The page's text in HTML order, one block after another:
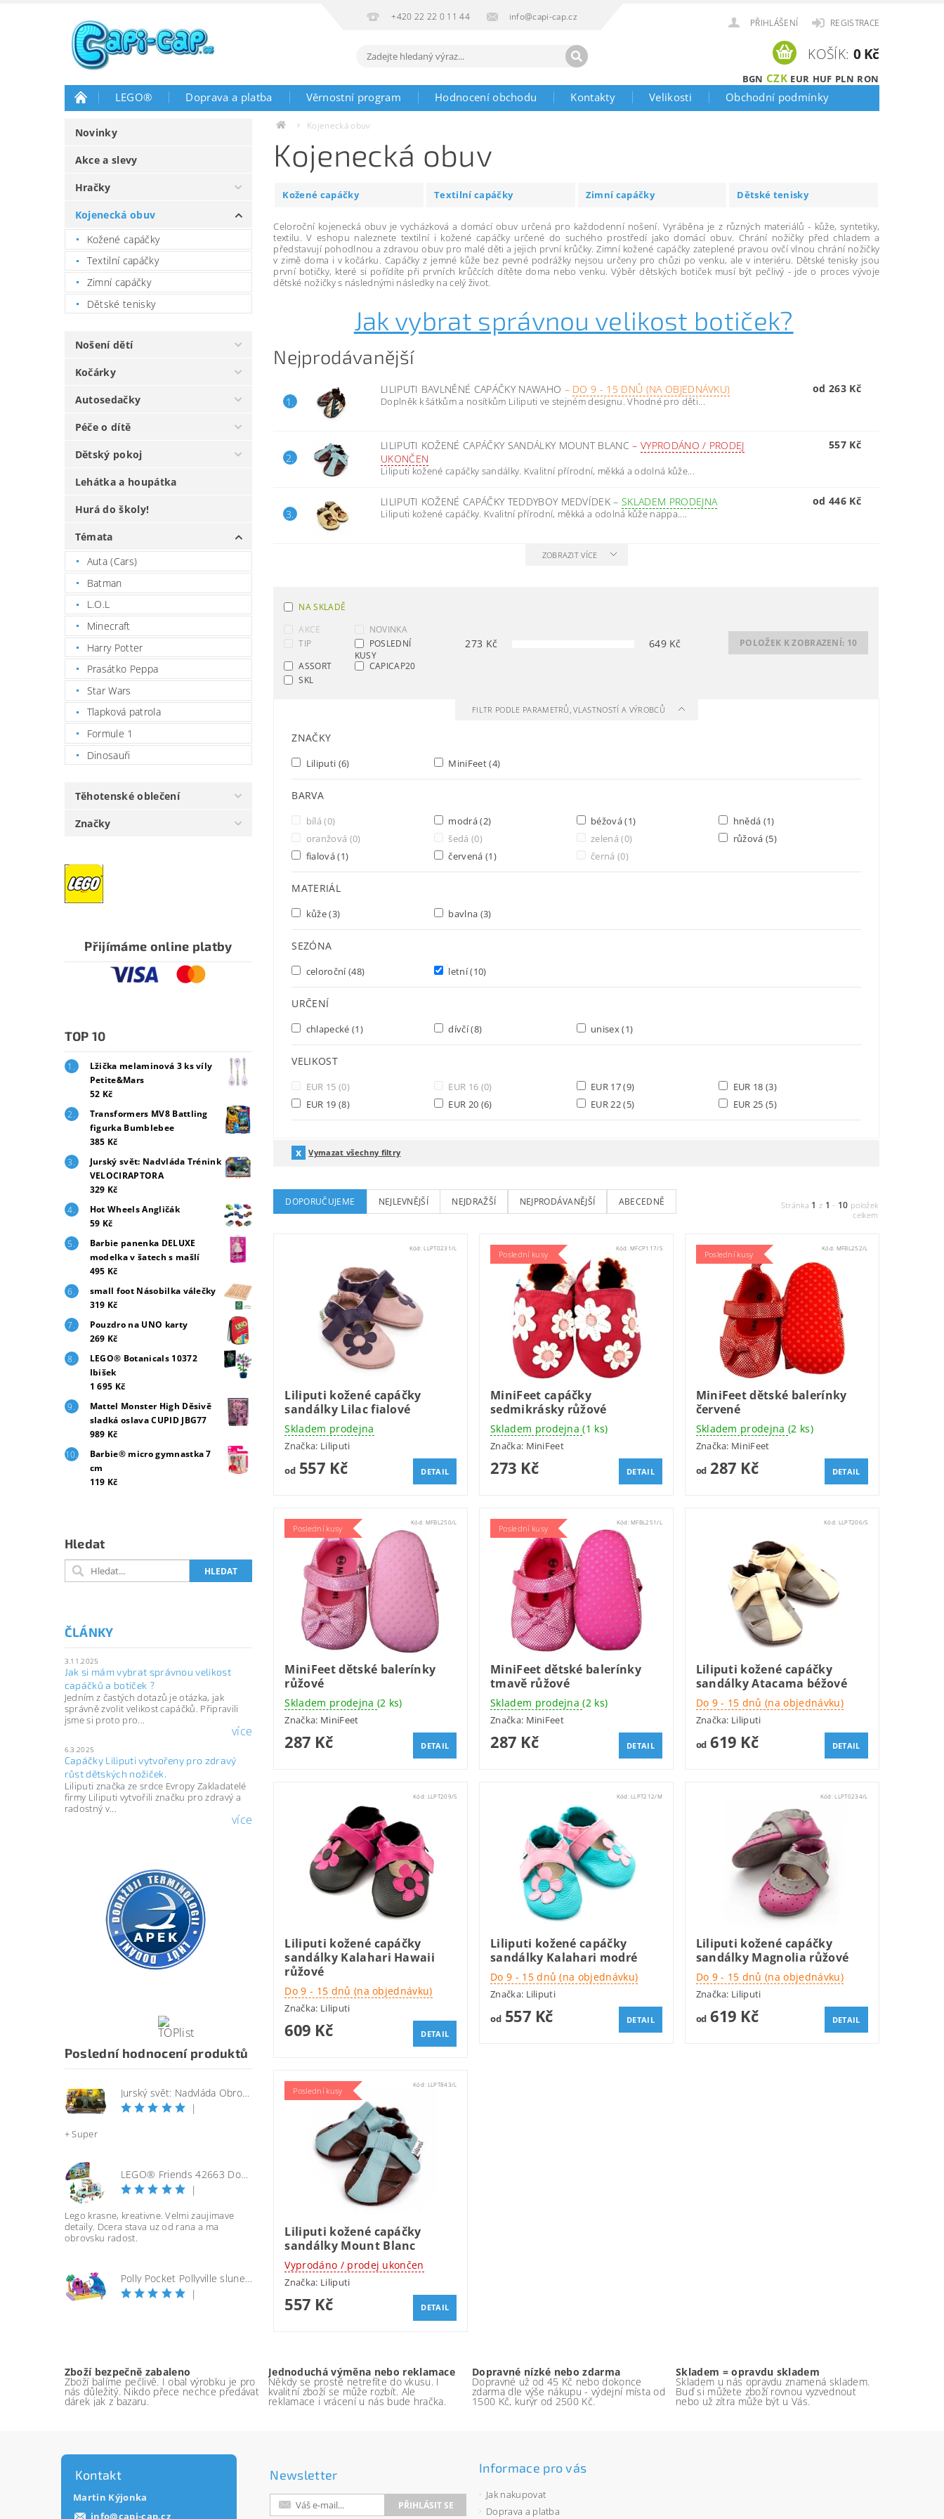
+420 22 22 0 11 44 info@capi-cap.cz
PŘIHLÁŠENÍ REGISTRACE
BGN CZK EUR HUF PLN RON
KOŠÍK: 0 Kč
LEGO® Doprava a platba Věrnostní program Hodnocení obchodu Kontakty Velikosti Obchodní podmínky
Novinky
Akce a slevy
Hračky
Kojenecká obuv
Kožené capáčky
Textilní capáčky
Zimní capáčky
Dětské tenisky
Nošení dětí
Kočárky
Autosedačky
Péče o dítě
Dětský pokoj
Lehátka a houpátka
Hurá do školy!
Témata
Auta (Cars)
Batman
L.O.L
Minecraft
Harry Potter
Prasátko Peppa
Star Wars
Tlapková patrola
Formule 1
Dinosauři
Těhotenské oblečení
Značky
Přijímáme online platby
TOP 10
Lžička melaminová 3 ks víly
Petite&Mars
52 Kč
Transformers MV8 Battling
figurka Bumblebee
385 Kč
Jurský svět: Nadvláda Trénink
VELOCIRAPTORA
329 Kč
Hot Wheels Angličák
59 Kč
Barbie panenka DELUXE
modelka v šatech s mašlí
495 Kč
small foot Násobilka válečky
319 Kč
Pouzdro na UNO karty
269 Kč
LEGO® Botanicals 10372
Ibišek
1 695 Kč
Mattel Monster High Děsivě
sladká oslava CUPID JBG77
989 Kč
Barbie® micro gymnastka 7
cm
119 Kč
Hledat
ČLÁNKY
3.11.2025
Jak si mám vybrat správnou velikost
capáčků a botiček ?
Jedním z častých dotazů je otázka, jak
správně zvolit velikost capáčků. Připravili
jsme si proto pro...
více
6.3.2025
Capáčky Liliputi vytvořeny pro zdravý
růst dětských nožiček.
Liliputi značka ze srdce Evropy Zakladatelé
firmy Liliputi vytvořili značku pro zdravý a
radostný v...
více
Poslední hodnocení produktů
Jurský svět: Nadvláda Obrovský útočící SINOTYRANNUS
|
+ Super
LEGO® Friends 42663 Dobrodružství s karavanem přátelství
|
Lego krasne, kreativne. Velmi zaujimave
detaily. Dcera stava uz od rana a ma
obrovsku radost.
Polly Pocket Pollyville slunečná pláž
|
Kojenecká obuv
Kojenecká obuv
Kožené capáčky Textilní capáčky Zimní capáčky Dětské tenisky
Celoroční kojenecká obuv je vycházková a domácí obuv určená pro každodenní nošení. Vyráběna je z různých materiálů - kůže, syntetiky,
textilu. V eshopu naleznete textilní i kožené capáčky určené do suchého prostředí jako domácí obuv. Chrání nožičky před chladem a
představují pohodlnou a zdravou obuv pro malé děti a jejich první krůčky. Zimní kožené capáčky zateplené pravou ovčí vlnou chrání nožičky
v zimě doma i v kočárku. Capáčky z jemné kůže bez pevné podrážky nejsou určeny pro chůzi po venku, ale v interiéru. Dětské tenisky jsou
první botičky, které si pořídíte při prvních krůčcích dítěte doma nebo venku. Výběr dětských botiček musí být pečlivý - jde o proces vývoje
dětské nožičky s následnými následky na celý život.
Jak vybrat správnou velikost botiček?
Nejprodávanější
1.
LILIPUTI BAVLNĚNÉ CAPÁČKY NAWAHO – DO 9 - 15 DNŮ (NA OBJEDNÁVKU)
Doplněk k šátkům a nosítkům Liliputi ve stejném designu. Vhodné pro děti...
od 263 Kč
2.
LILIPUTI KOŽENÉ CAPÁČKY SANDÁLKY MOUNT BLANC– VYPRODÁNO / PRODEJ
UKONČEN
Liliputi kožené capáčky sandálky. Kvalitní přírodní, měkká a odolná kůže...
557 Kč
3.
LILIPUTI KOŽENÉ CAPÁČKY TEDDYBOY MEDVÍDEK–SKLADEM PRODEJNA
Liliputi kožené capáčky. Kvalitní přírodní, měkká a odolná kůže nappa....
od 446 Kč
ZOBRAZIT VÍCE
NA SKLADĚ
AKCE
NOVINKA
TIP
POSLEDNÍ
KUSY
ASSORT
CAPICAP20
SKL
273 Kč 649Kč POLOŽEK K ZOBRAZENÍ: 10
FILTR PODLE PARAMETRŮ, VLASTNOSTÍ A VÝROBCŮ
ZNAČKY
Liliputi (6) MiniFeet(4)
BARVA
bílá(0) modrá(2) béžová(1) hnědá (1)
oranžová (0) šedá (0) zelená(0) růžová(5)
fialová(1) červená (1) černá(0)
MATERIÁL
kůže(3) bavlna (3)
SEZÓNA
celoroční(48) letní(10)
URČENÍ
chlapecké (1) dívčí(8) unisex(1)
VELIKOST
EUR 15 (0) EUR 16 (0) EUR 17(9) EUR 18(3)
EUR 19 (8) EUR 20 (6) EUR 22(5) EUR 25(5)
Vymazat všechny filtry
DOPORUČUJEME NEJLEVNĚJŠÍ NEJDRAŽŠÍ NEJPRODÁVANĚJŠÍ ABECEDNĚ Stránka 1 z 1 - 10 položek
celkem
Kód:LLPT0231/L
Liliputi kožené capáčky
sandálky Lilac fialové
Skladem prodejna
Značka: Liliputi
od557 Kč DETAIL
Poslední kusy
Kód:MFCP117/S
MiniFeet capáčky
sedmikrásky růžové
Skladem prodejna(1 ks)
Značka: MiniFeet
273 Kč DETAIL
Poslední kusy
Kód: MFBL252/L
MiniFeet dětské balerínky
červené
Skladem prodejna (2 ks)
Značka: MiniFeet
od287 Kč DETAIL
Poslední kusy
Kód: MFBL250/L
MiniFeet dětské balerínky
růžové
Skladem prodejna (2 ks)
Značka: MiniFeet
287 Kč DETAIL
Poslední kusy
Kód:MFBL251/L
MiniFeet dětské balerínky
tmavě růžové
Skladem prodejna(2 ks)
Značka: MiniFeet
287 Kč DETAIL
Kód: LLPT206/S
Liliputi kožené capáčky
sandálky Atacama béžové
Do 9 - 15 dnů (na objednávku)
Značka: Liliputi
od619 Kč DETAIL
Kód: LLPT209/S
Liliputi kožené capáčky
sandálky Kalahari Hawaii
růžové
Do 9 - 15 dnů (na objednávku)
Značka: Liliputi
609 Kč DETAIL
Kód:LLPT212/M
Liliputi kožené capáčky
sandálky Kalahari modré
Do 9 - 15 dnů (na objednávku)
Značka: Liliputi
od557 Kč DETAIL
Kód:LLPT0234/L
Liliputi kožené capáčky
sandálky Magnolia růžové
Do 9 - 15 dnů (na objednávku)
Značka: Liliputi
od619 Kč DETAIL
Poslední kusy
Kód: LLPT843/L
Liliputi kožené capáčky
sandálky Mount Blanc
Vyprodáno / prodej ukončen
Značka: Liliputi
557 Kč DETAIL
Zboží bezpečně zabaleno
Zboží balíme pečlivě. I obal výrobku je pro
nás důležitý. Nikdo přece nechce předávat
dárek jak z bazaru.
Jednoduchá výměna nebo reklamace
Někdy se prostě netrefíte do vkusu. I
kvalitní zboží se může rozbít. Ale
reklamace i vrácení u nás bude hračka.
Dopravné nízké nebo zdarma
Dopravné už od 45 Kč nebo dokonce
zdarma dle výše nákupu - výdejní místa od
1500 Kč, kurýr od 2500 Kč.
Skladem = opravdu skladem
Skladem u nás opravdu znamená skladem.
Buď si můžete zboží rovnou vyzvednout
nebo už zítra může být u Vás.
Kontakt
Martin Kýjonka
info@capi-cap.cz
Newsletter Informace pro vás
Jak nakupovat
Doprava a platba